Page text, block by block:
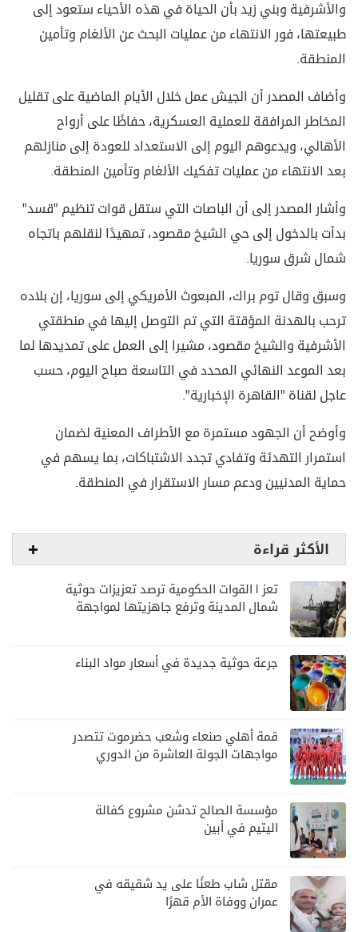
والأشرفية وبني زيد بأن الحياة في هذه الأحياء ستعود إلى
طبيعتها، فور الانتهاء من عمليات البحث عن الألغام وتأمين
المنطقة.
وأضاف المصدر أن الجيش عمل خلال الأيام الماضية على تقليل
المخاطر المرافقة للعملية العسكرية، حفاظًا على أرواح
الأهالي، ويدعوهم اليوم إلى الاستعداد للعودة إلى منازلهم
بعد الانتهاء من عمليات تفكيك الألغام وتأمين المنطقة.
وأشار المصدر إلى أن الباصات التي ستقل قوات تنظيم "قسد"
بدأت بالدخول إلى حي الشيخ مقصود، تمهيدًا لنقلهم باتجاه
شمال شرق سوريا.
وسبق وقال توم براك، المبعوث الأمريكي إلى سوريا، إن بلاده
ترحب بالهدنة المؤقتة التي تم التوصل إليها في منطقتي
الأشرفية والشيخ مقصود، مشيرا إلى العمل على تمديدها لما
بعد الموعد النهائي المحدد في التاسعة صباح اليوم، حسب
عاجل لقناة "القاهرة الإخبارية".
وأوضح أن الجهود مستمرة مع الأطراف المعنية لضمان
استمرار التهدئة وتفادي تجدد الاشتباكات، بما يسهم في
حماية المدنيين ودعم مسار الاستقرار في المنطقة.
الأكثر قراءة
تعز | القوات الحكومية ترصد تعزيزات حوثية
شمال المدينة وترفع جاهزيتها لمواجهة
جرعة حوثية جديدة في أسعار مواد البناء
قمة أهلي صنعاء وشعب حضرموت تتصدر
مواجهات الجولة العاشرة من الدوري
مؤسسة الصالح تدشن مشروع كفالة
اليتيم في أبين
مقتل شاب طعنًا على يد شقيقه في
عمران ووفاة الأم قهرًا